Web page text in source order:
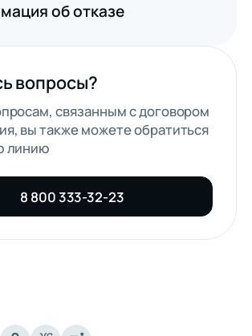
об отказе
вопросы?
связанным с договором
вы также можете обратиться
линию
8 800 333-32-23